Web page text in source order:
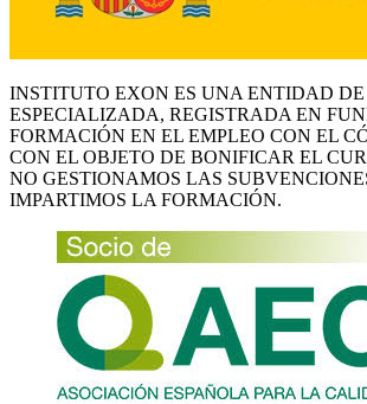
INSTITUTO EXON ES UNA ENTIDAD
ESPECIALIZADA, REGISTRADA EN
FORMACIÓN EN EL EMPLEO CON EL
CON EL OBJETO DE BONIFICAR EL
NO GESTIONAMOS LAS
IMPARTIMOS LA FORMACIÓN.